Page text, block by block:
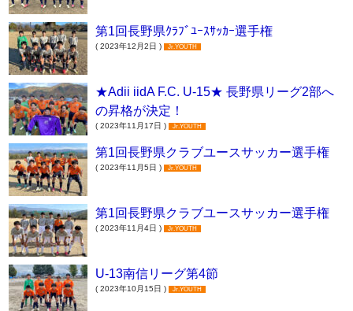
第1回長野県ｸﾗﾌﾞﾕｰｽｻｯｶｰ選手権
( 2023年12月2日 ) Jr.YOUTH
★Adii iidA F.C. U-15★ 長野県リーグ2部へ
の昇格が決定！
( 2023年11月17日 ) Jr.YOUTH
第1回長野県クラブユースサッカー選手権
( 2023年11月5日 ) Jr.YOUTH
第1回長野県クラブユースサッカー選手権
( 2023年11月4日 ) Jr.YOUTH
U-13南信リーグ第4節
( 2023年10月15日 ) Jr.YOUTH